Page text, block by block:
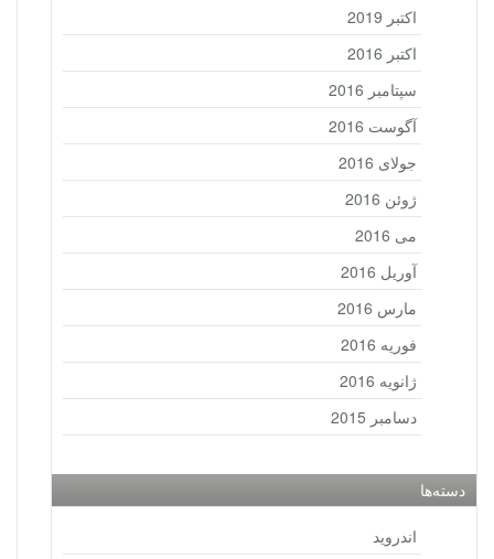
اکتبر 2019
اکتبر 2016
سپتامبر 2016
آگوست 2016
جولای 2016
ژوئن 2016
می 2016
آوریل 2016
مارس 2016
فوریه 2016
ژانویه 2016
دسامبر 2015
دسته‌ها
اندروید